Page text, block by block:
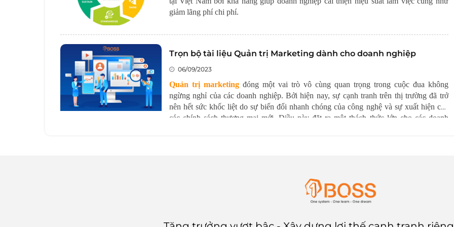
giảm lãng phí chi phí.
Trọn bộ tài liệu Quản trị Marketing dành cho doanh nghiệp
06/09/2023
Quản trị marketingđóng một vai trò vô cùng quan trọng trong cuộc đua không
ngừng nghỉ của các doanh nghiệp. Bởi hiện nay, sự cạnh tranh trên thị trường đã trở
nên hết sức khốc liệt do sự biến đổi nhanh chóng của công nghệ và sự xuất hiện của
các chính sách thương mại mới. Điều này đặt ra một thách thức lớn cho các doanh